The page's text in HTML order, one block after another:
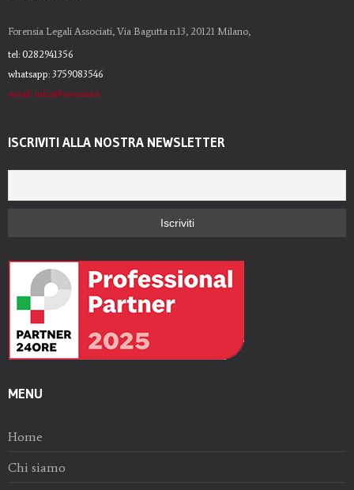
Forensia Legali Associati, Via Bagutta n.13, 20121 Milano,
tel: 0282941356
whatsapp: 3759083546
email: info@forensia.it
ISCRIVITI ALLA NOSTRA NEWSLETTER
MENU
Home
Chi siamo